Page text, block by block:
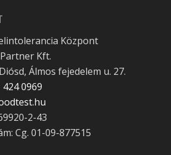
Központ
Kft.
Álmos fejedelem u. 27.
424 0969
2-43
Cg. 01-09-877515